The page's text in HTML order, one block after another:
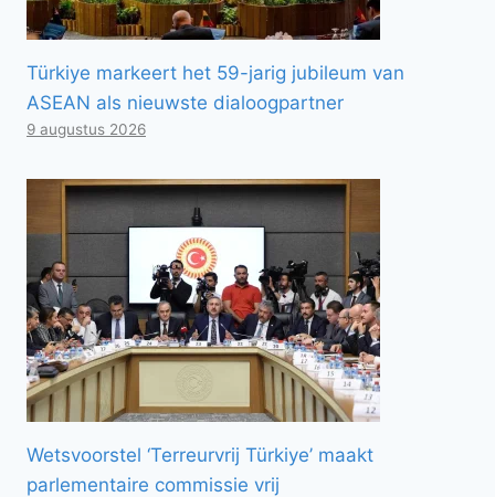
Türkiye markeert het 59-jarig jubileum van
ASEAN als nieuwste dialoogpartner
9 augustus 2026
Wetsvoorstel ‘Terreurvrij Türkiye’ maakt
parlementaire commissie vrij